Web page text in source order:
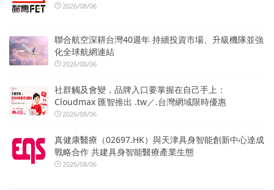
2026/08/06
聯合航空深耕台灣40週年 持續投資市場、升級機隊並強
化全球航網連結
2026/08/06
社群觸及會變，品牌入口要掌握在自己手上：
Cloudmax 匯智推出 .tw／.台灣網域限時優惠
2026/08/06
真健康醫療（02697.HK）與天津具身智能創新中心達成
戰略合作 共建具身智能醫療產業生態
2026/08/06